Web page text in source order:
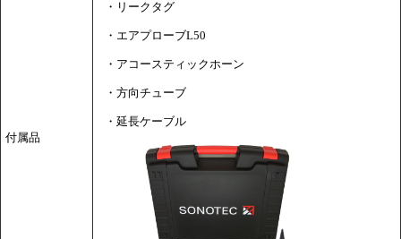
付属品
・リークタグ
・エアプローブL50
・アコースティックホーン
・方向チューブ
・延長ケーブル